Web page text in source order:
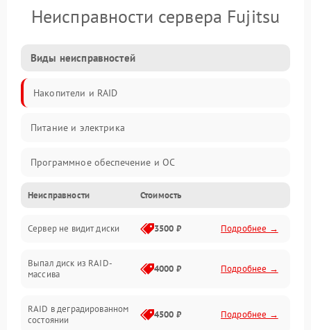
Неисправности сервера Fujitsu
Виды неисправностей
Накопители и RAID
Питание и электрика
Программное обеспечение и ОС
Охлаждение и температура
Материнская плата и процессор
Сеть и коммуникации
Неисправности Стоимость
Сервер не видит диски 3500 ₽ Подробнее →
Выпал диск из RAID-
массива
4000 ₽ Подробнее →
RAID в деградированном
состоянии
4500 ₽ Подробнее →